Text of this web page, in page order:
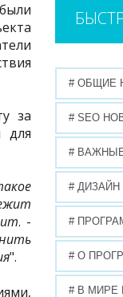
за
для
. -
".
# ОБЩИЕ
# SEO
#
# ДИЗАЙН
#
# О
# В МИРЕ